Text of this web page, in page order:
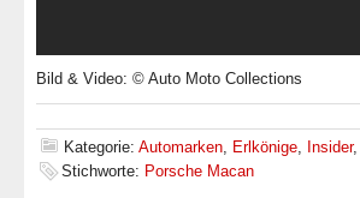
Bild & Video: © Auto Moto Collections
Kategorie: Automarken, Erlkönige, Insider,
Stichworte: Porsche Macan